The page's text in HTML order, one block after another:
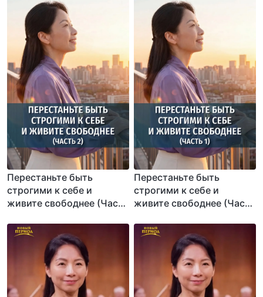
Перестаньте быть
строгими к себе и
живите свободнее (Часть
Перестаньте быть
строгими к себе и
живите свободнее (Часть